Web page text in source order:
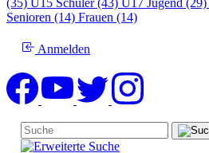
Senioren (14) Frauen (14)
Anmelden